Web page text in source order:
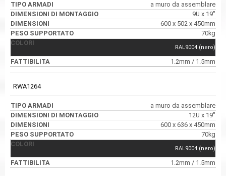
a muro da assemblare
9U x 19"
600 x 502 x 450mm
70kg
RAL9004 (nero)
1.2mm / 1.5mm
RWA1264
a muro da assemblare
12U x 19"
600 x 636 x 450mm
70kg
RAL9004 (nero)
1.2mm / 1.5mm